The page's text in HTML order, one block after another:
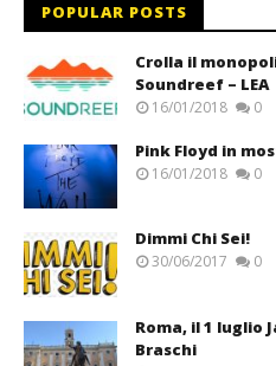
POPULAR POSTS
Crolla il
Soundreef – LEA
16/01/2018 0
Pink Floyd in
16/01/2018 0
Dimmi Chi Sei!
30/06/2017 0
Roma, il 1 luglio
Braschi